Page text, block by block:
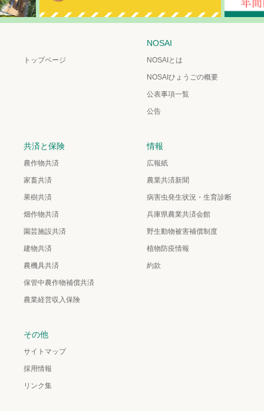
トップページ
NOSAI
NOSAIとは
NOSAIひょうごの概要
公表事項一覧
公告
共済と保険
農作物共済
家畜共済
果樹共済
畑作物共済
園芸施設共済
建物共済
農機具共済
保管中農作物補償共済
農業経営収入保険
情報
広報紙
農業共済新聞
病害虫発生状況・生育診断
兵庫県農業共済会館
野生動物被害補償制度
植物防疫情報
約款
その他
サイトマップ
採用情報
リンク集